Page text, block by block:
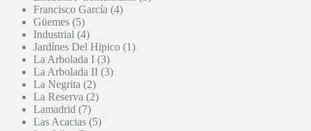
Francisco García (4)
Güemes (5)
Industrial (4)
Jardínes Del Hipico (1)
La Arbolada I (3)
La Arbolada II (3)
La Negrita (2)
La Reserva (2)
Lamadrid (7)
Las Acacias (5)